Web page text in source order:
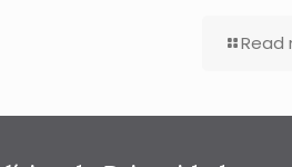
Read